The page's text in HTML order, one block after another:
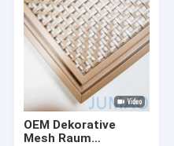
OEM Dekorative
Mesh Raum